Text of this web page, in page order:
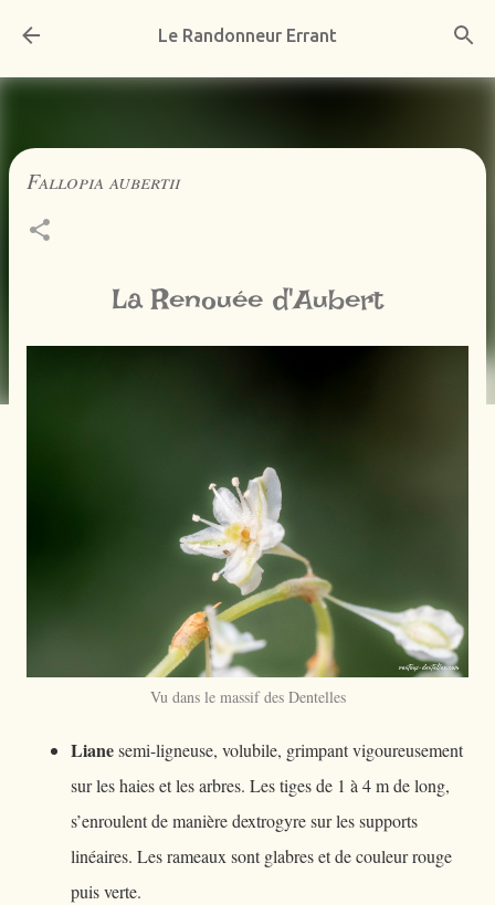
Accéder au contenu principal
Le Randonneur Errant
Fallopia aubertii
La Renouée d'Aubert
Vu dans le massif des Dentelles
Lianesemi-ligneuse, volubile, grimpant vigoureusement
sur les haies et les arbres. Les tiges de 1 à 4 m de long,
s’enroulent de manière dextrogyre sur les supports
linéaires. Les rameaux sont glabres et de couleur rouge
puis verte.